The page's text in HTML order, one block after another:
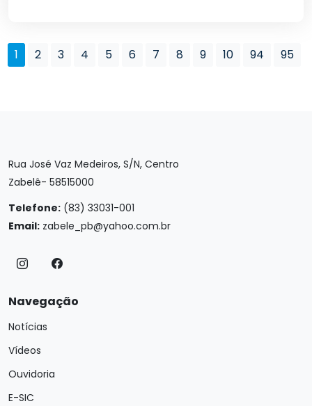
1 2 3 4 5 6 7 8 9 10 94 95
Rua José Vaz Medeiros, S/N, Centro
Zabelê- 58515000
Telefone: (83) 33031-001
Email: zabele_pb@yahoo.com.br
Navegação
Notícias
Vídeos
Ouvidoria
E-SIC